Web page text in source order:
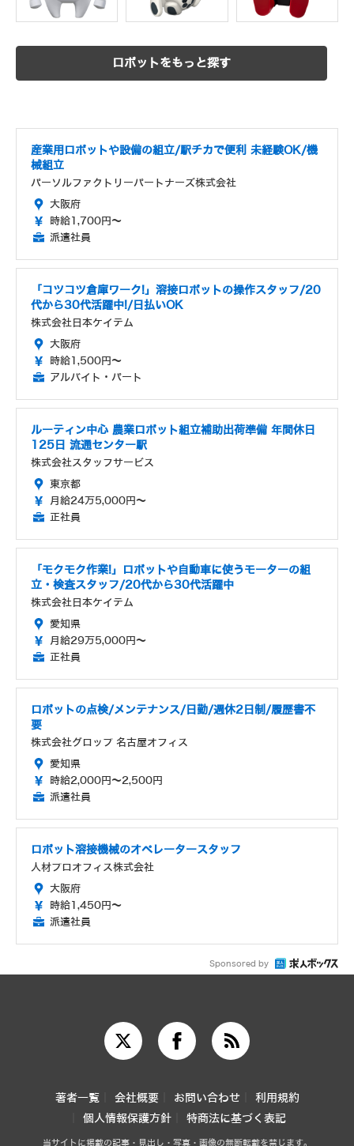
ロボットをもっと探す
産業用ロボットや設備の組立/駅チカで便利 未経験OK/機
械組立
パーソルファクトリーパートナーズ株式会社
大阪府
時給1,700円～
派遣社員
「コツコツ倉庫ワーク!」溶接ロボットの操作スタッフ/20
代から30代活躍中!/日払いOK
株式会社日本ケイテム
大阪府
時給1,500円～
アルバイト・パート
ルーティン中心 農業ロボット組立補助出荷準備 年間休日
125日 流通センター駅
株式会社スタッフサービス
東京都
月給24万5,000円～
正社員
「モクモク作業!」ロボットや自動車に使うモーターの組
立・検査スタッフ/20代から30代活躍中
株式会社日本ケイテム
愛知県
月給29万5,000円～
正社員
ロボットの点検/メンテナンス/日勤/週休2日制/履歴書不
要
株式会社グロップ 名古屋オフィス
愛知県
時給2,000円～2,500円
派遣社員
ロボット溶接機械のオペレータースタッフ
人材プロオフィス株式会社
大阪府
時給1,450円～
派遣社員
Sponsored by
著者一覧 会社概要 お問い合わせ
利用規約
個人情報保護方針
特商法に基づく表記
当サイトに掲載の記事・見出し・写真・画像の無断転載を禁じます。